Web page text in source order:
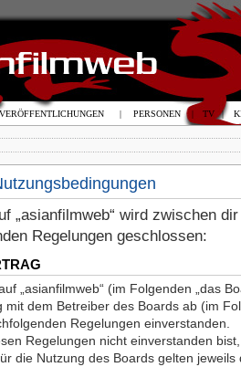
„asianfilmweb“ wird zwischen
Regelungen geschlossen:
„asianfilmweb“ (im Folgenden „das
mit dem Betreiber des Boards ab (im
Regelungen einverstanden.
Regelungen nicht einverstanden
die Nutzung des Boards gelten jeweils
VERÖFFENTLICHUNGEN | PERSONEN | TV |